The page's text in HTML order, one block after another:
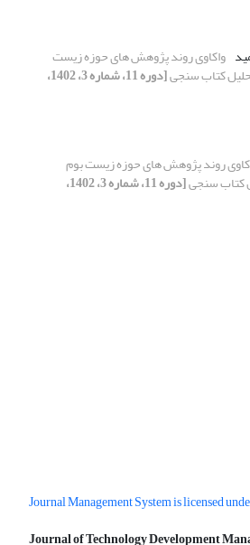
واکاوی روند پژوهش های حوزه زیست
کتاب سنجی [دوره 11، شماره 3، 1402،
روند پژوهش های حوزه زیست بوم
کتاب سنجی [دوره 11، شماره 3، 1402،
Journal of Technology Development